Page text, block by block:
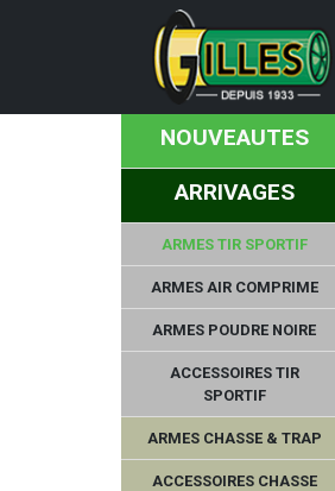
NOUVEAUTES
ARRIVAGES
ARMES TIR SPORTIF
ARMES AIR COMPRIME
ARMES POUDRE NOIRE
ACCESSOIRES TIR
SPORTIF
ARMES CHASSE & TRAP
ACCESSOIRES CHASSE